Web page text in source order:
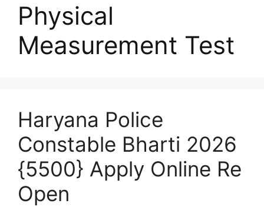
Physical
Measurement Test
Haryana Police
Constable Bharti 2026
{5500} Apply Online Re
Open